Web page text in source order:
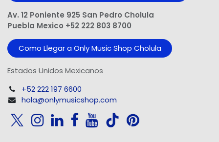
Av. 12 Poniente 925 San Pedro Cholula
Puebla Mexico +52 222 803 8700
Como Llegar a Only Music Shop Cholula
Estados Unidos Mexicanos
+52 222 197 6600
hola@onlymusicshop.com